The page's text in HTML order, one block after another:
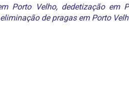
Porto Velho, dedetização em
eliminação de pragas em Porto